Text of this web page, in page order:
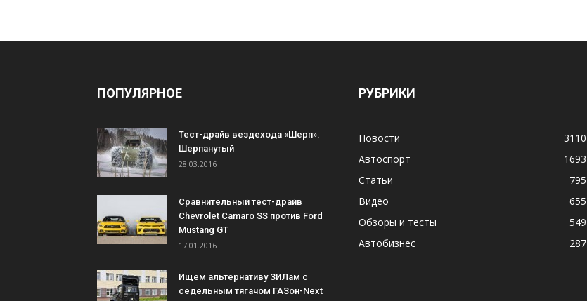
ПОПУЛЯРНОЕ
Тест-драйв вездехода «Шерп».
Шерпанутый
28.03.2016
Сравнительный тест-драйв
Chevrolet Camaro SS против Ford
Mustang GT
17.01.2016
Ищем альтернативу ЗИЛам с
седельным тягачом ГАЗон-Next
РУБРИКИ
Новости
3110
Автоспорт
1693
Статьи
795
Видео
655
Обзоры и тесты
549
Автобизнес
287